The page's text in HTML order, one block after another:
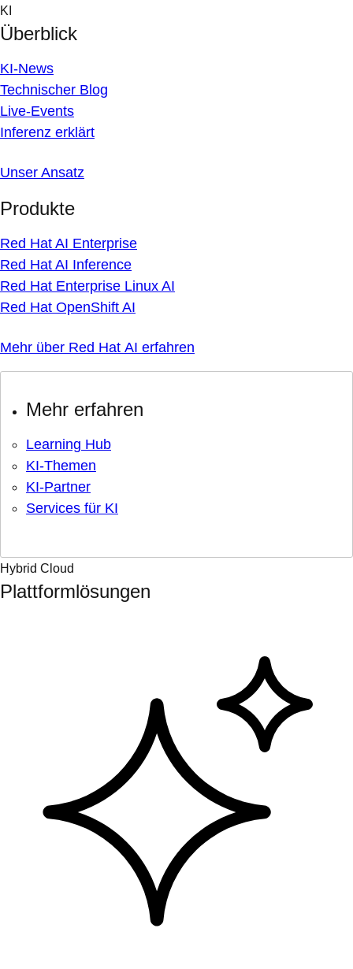
Skip
to
content
KI
Überblick
KI-News
Technischer Blog
Live-Events
Inferenz erklärt
Unser Ansatz
Produkte
Red Hat AI Enterprise
Red Hat AI Inference
Red Hat Enterprise Linux AI
Red Hat OpenShift AI
Mehr über Red Hat AI erfahren
Mehr erfahren
Learning Hub
KI-Themen
KI-Partner
Services für KI
Hybrid Cloud
Plattformlösungen